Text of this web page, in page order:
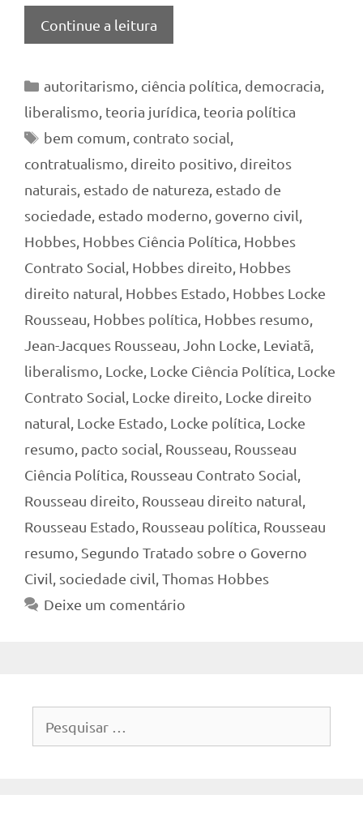
Continue a leitura
Categorias
autoritarismo, ciência política, democracia,
liberalismo, teoria jurídica, teoria política
Tags
bem comum, contrato social,
contratualismo, direito positivo, direitos
naturais, estado de natureza, estado de
sociedade, estado moderno, governo civil,
Hobbes, Hobbes Ciência Política, Hobbes
Contrato Social, Hobbes direito, Hobbes
direito natural, Hobbes Estado, Hobbes Locke
Rousseau, Hobbes política, Hobbes resumo,
Jean-Jacques Rousseau,John Locke, Leviatã,
liberalismo, Locke, Locke Ciência Política, Locke
Contrato Social, Locke direito, Locke direito
natural, Locke Estado, Locke política, Locke
resumo, pacto social, Rousseau, Rousseau
Ciência Política, Rousseau Contrato Social,
Rousseau direito, Rousseau direito natural,
Rousseau Estado, Rousseau política, Rousseau
resumo, Segundo Tratado sobre o Governo
Civil, sociedade civil,Thomas Hobbes
Deixe um comentário
por: